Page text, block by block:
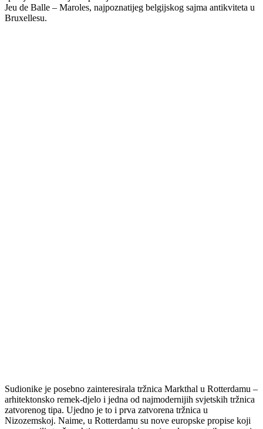
Jeu de Balle – Maroles, najpoznatijeg belgijskog sajma antikviteta u
Bruxellesu.
Sudionike je posebno zainteresirala tržnica Markthal u Rotterdamu –
arhitektonsko remek-djelo i jedna od najmodernijih svjetskih tržnica
zatvorenog tipa. Ujedno je to i prva zatvorena tržnica u
Nizozemskoj. Naime, u Rotterdamu su nove europske propise koji